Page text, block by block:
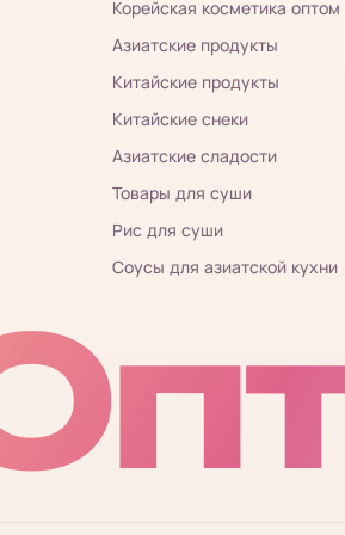
Корейская косметика оптом
Азиатские продукты
Китайские продукты
Китайские снеки
Азиатские сладости
Товары для суши
Рис для суши
Соусы для азиатской кухни